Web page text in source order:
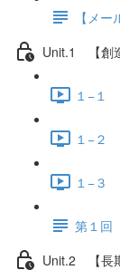
【メ
Unit.1 【創
１−１
１−２
１−３
第１回
Unit.2 【長